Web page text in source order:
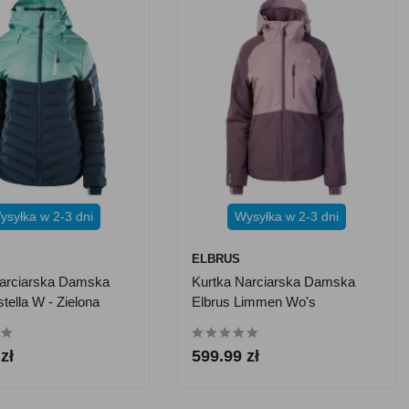
w 2-3 dni
Damska
W - Zielona
Wysyłka w 2-3 dni
ELBRUS
Kurtka Narciarska Damska
Elbrus Limmen Wo's
599.99 zł